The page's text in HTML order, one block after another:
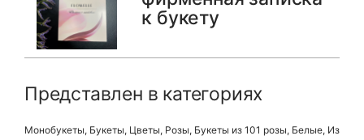
к букету
Представлен в категориях
Монобукеты, Букеты, Цветы, Розы, Букеты из 101 розы, Белые, Из